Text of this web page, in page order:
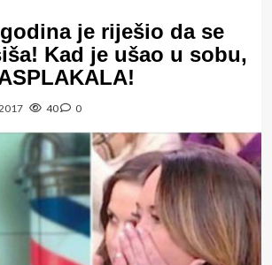
je riješio da se
Kad je ušao u sobu,
40 0